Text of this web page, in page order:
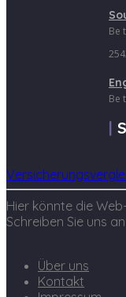
Be
Be
Hier könnte die
Schreiben Sie uns
Über uns
Kontakt